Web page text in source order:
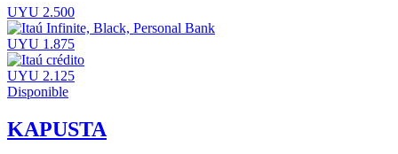
UYU 2.500
UYU 1.875
UYU 2.125
Disponible
KAPUSTA